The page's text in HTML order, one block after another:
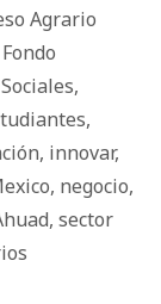
Agrario
,
,
, innovar,
, negocio,
, sector